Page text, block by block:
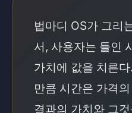
법마디 OS가 그리
서, 사용자는 들인
가치에 값을 치른
만큼 시간은 가격
결과의 가치와 그